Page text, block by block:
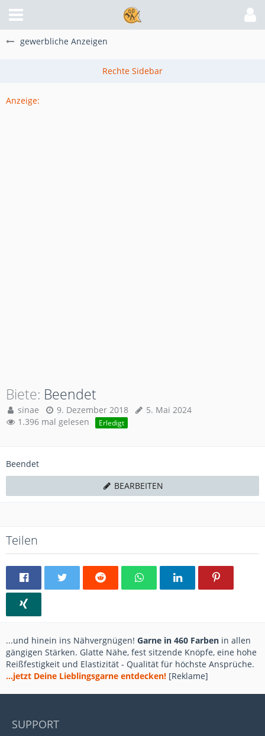
gewerbliche Anzeigen
Anzeige:
Biete Beendet
sinae 9. Dezember 2018
5. Mai 2024
1.396 mal gelesen
Erledigt
Beendet
BEARBEITEN
Teilen
...und hinein ins Nähvergnügen! Garne in 460 Farben in allen
gängigen Stärken. Glatte Nähe, fest sitzende Knöpfe, eine hohe
Reißfestigkeit und Elastizität - Qualität für höchste Ansprüche.
...jetzt Deine Lieblingsgarne entdecken! [Reklame]
SUPPORT